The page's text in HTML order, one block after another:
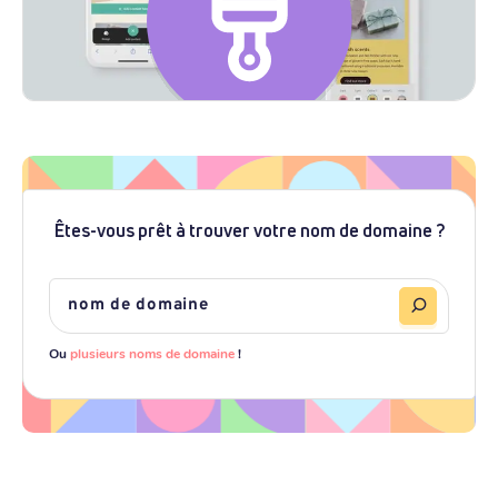
Êtes-vous prêt à trouver votre nom de domaine ?
Ouplusieurs noms de domaine!